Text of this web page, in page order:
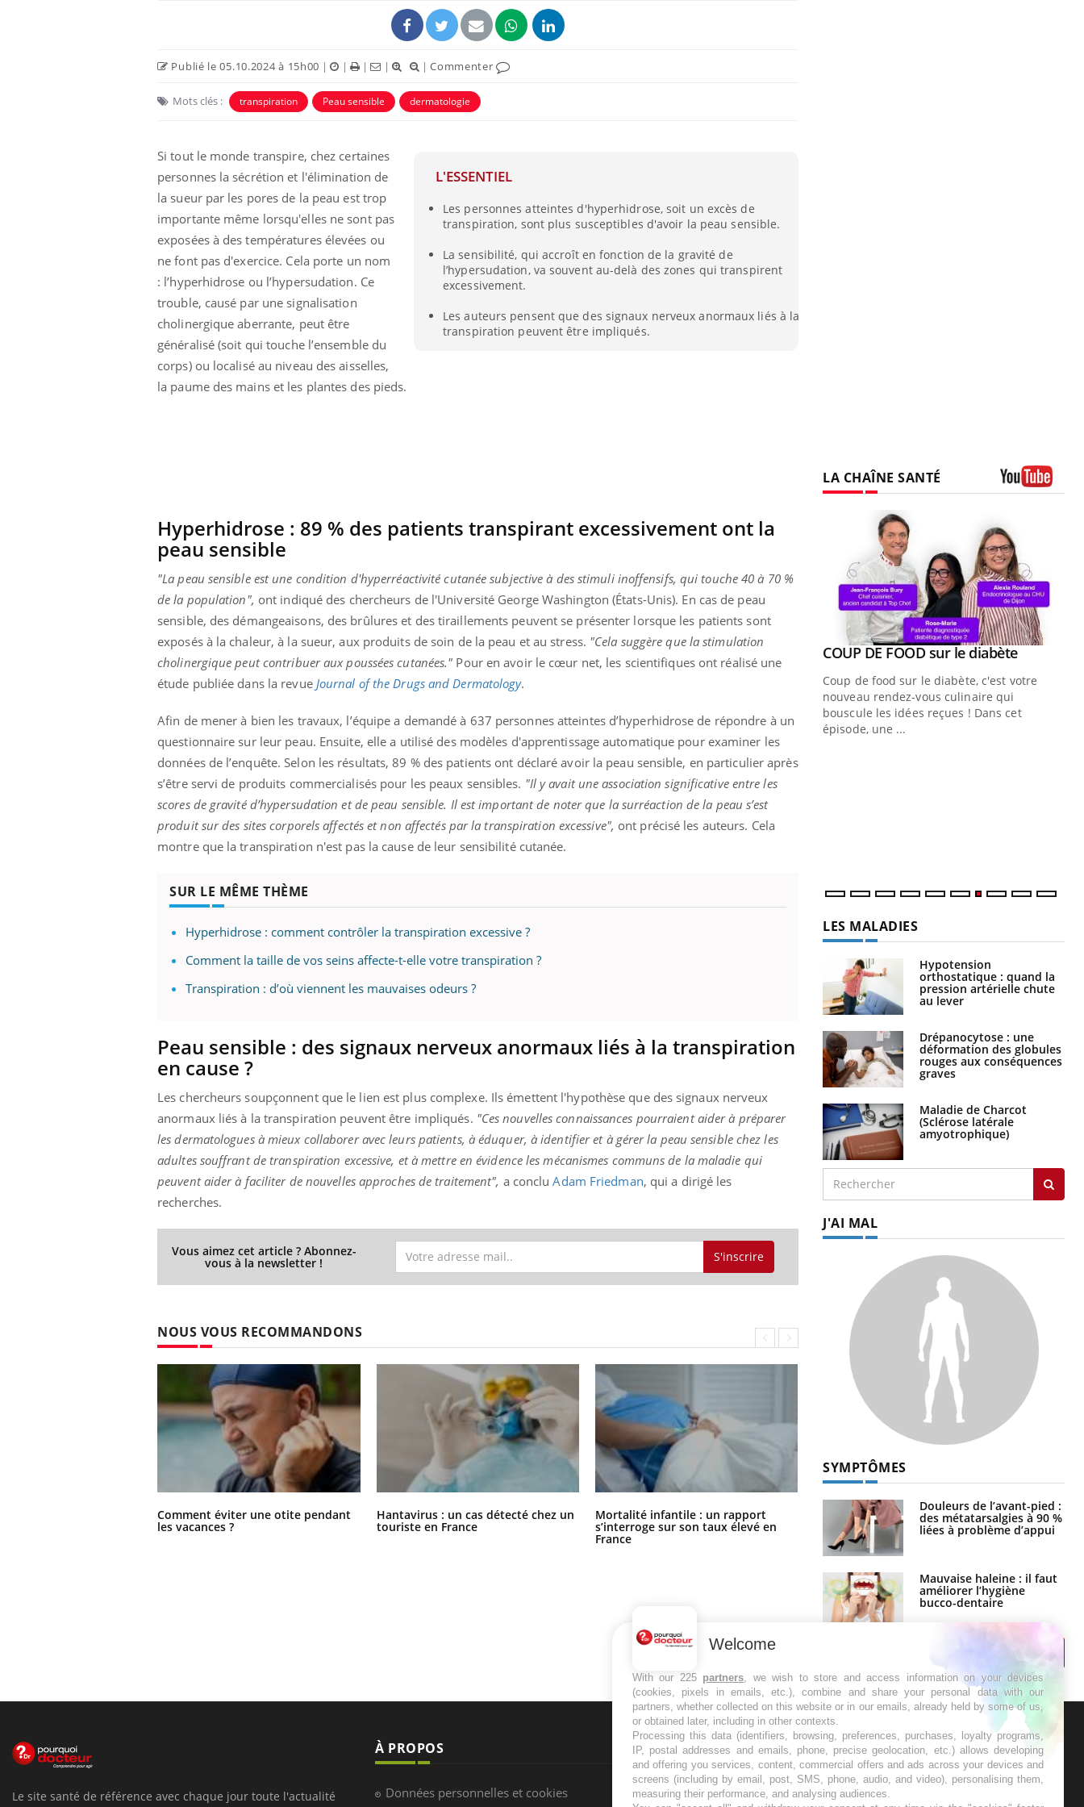
Publié le 05.10.2024 à 15h00 | | | | |Commenter
Mots clés : transpiration Peau sensible dermatologie
L'ESSENTIEL
Les personnes atteintes d'hyperhidrose, soit un excès de
transpiration, sont plus susceptibles d'avoir la peau sensible.
La sensibilité, qui accroît en fonction de la gravité de
l’hypersudation, va souvent au-delà des zones qui transpirent
excessivement.
Les auteurs pensent que des signaux nerveux anormaux liés à la
transpiration peuvent être impliqués.
Si tout le monde transpire, chez certaines
personnes la sécrétion et l'élimination de
la sueur par les pores de la peau est trop
importante même lorsqu'elles ne sont pas
exposées à des températures élevées ou
ne font pas d'exercice. Cela porte un nom
: l’hyperhidrose ou l’hypersudation. Ce
trouble, causé par une signalisation
cholinergique aberrante, peut être
généralisé (soit qui touche l’ensemble du
corps) ou localisé au niveau des aisselles,
la paume des mains et les plantes des pieds.
Hyperhidrose : 89 % des patients transpirant excessivement ont la
peau sensible
"La peau sensible est une condition d'hyperréactivité cutanée subjective à des stimuli inoffensifs, qui touche 40 à 70 %
de la population", ont indiqué des chercheurs de l'Université George Washington (États-Unis). En cas de peau
sensible, des démangeaisons, des brûlures et des tiraillements peuvent se présenter lorsque les patients sont
exposés à la chaleur, à la sueur, aux produits de soin de la peau et au stress. "Cela suggère que la stimulation
cholinergique peut contribuer aux poussées cutanées." Pour en avoir le cœur net, les scientifiques ont réalisé une
étude publiée dans la revue Journal of the Drugs and Dermatology.
Afin de mener à bien les travaux, l’équipe a demandé à 637 personnes atteintes d’hyperhidrose de répondre à un
questionnaire sur leur peau. Ensuite, elle a utilisé des modèles d'apprentissage automatique pour examiner les
données de l’enquête. Selon les résultats, 89 % des patients ont déclaré avoir la peau sensible, en particulier après
s’être servi de produits commercialisés pour les peaux sensibles. "Il y avait une association significative entre les
scores de gravité d’hypersudation et de peau sensible. Il est important de noter que la surréaction de la peau s’est
produit sur des sites corporels affectés et non affectés par la transpiration excessive", ont précisé les auteurs. Cela
montre que la transpiration n'est pas la cause de leur sensibilité cutanée.
SUR LE MÊME THÈME
Hyperhidrose : comment contrôler la transpiration excessive ?
Comment la taille de vos seins affecte-t-elle votre transpiration ?
Transpiration : d’où viennent les mauvaises odeurs ?
Peau sensible : des signaux nerveux anormaux liés à la transpiration
en cause ?
Les chercheurs soupçonnent que le lien est plus complexe. Ils émettent l'hypothèse que des signaux nerveux
anormaux liés à la transpiration peuvent être impliqués. "Ces nouvelles connaissances pourraient aider à préparer
les dermatologues à mieux collaborer avec leurs patients, à éduquer, à identifier et à gérer la peau sensible chez les
adultes souffrant de transpiration excessive, et à mettre en évidence les mécanismes communs de la maladie qui
peuvent aider à faciliter de nouvelles approches de traitement", a concluAdam Friedman, qui a dirigé les
recherches.
Vous aimez cet article ? Abonnez-
vous à la newsletter ! S'inscrire
NOUS VOUS RECOMMANDONS
Comment éviter une otite pendant
les vacances ?
Hantavirus : un cas détecté chez un
touriste en France
Mortalité infantile : un rapport
s’interroge sur son taux élevé en
France
Grossesse à risque : ce jus naturel
attire l'attention des chercheurs
LA CHAÎNE SANTÉ
Diabète & Ramadan 2026Youtube
Le Ramadan approche, et, pour de
diabète, c'est une période de questions, de
défis, mais ...
Youtube
Un « jumeau numérique » pour
faciliter l’accès à la médecine
préventiveYoutube
mutualiste innove en matière de bilan de
santé : l'utilisation d'un « jumeau
numérique » permet ...
Youtube
COUP DE FOOD sur le diabèteYoutube
Coup de food sur le diabète, c'est votre
nouveau rendez-vous culinaire qui
bouscule les idées reçues ! Dans cet
épisode, une ...
LES MALADIES
Hypotension
orthostatique : quand la
pression artérielle chute
au lever
Drépanocytose : une
déformation des globules
rouges aux conséquences
graves
Maladie de Charcot
(Sclérose latérale
amyotrophique)
J'AI MAL
SYMPTÔMES
Douleurs de l’avant-pied :
des métatarsalgies à 90 %
liées à problème d’appui
Mauvaise haleine : il faut
améliorer l’hygiène
bucco-dentaire
Le site santé de référence avec chaque jour toute l'actualité
À PROPOS
Données personnelles et cookies
NEWSLETTER
Recevez toutes les semaines les meilleures
infos santé
Welcome
With our 225 partners, we wish to store and access information on your devices
(cookies, pixels in emails, etc.), combine and share your personal data with our
partners, whether collected on this website or in our emails, already held by some of us,
or obtained later, including in other contexts.
Processing this data (identifiers, browsing, preferences, purchases, loyalty programs,
IP, postal addresses and emails, phone, precise geolocation, etc.) allows developing
and offering you services, content, commercial offers and ads across your devices and
screens (including by email, post, SMS, phone, audio, and video), personalising them,
measuring their performance, and analysing audiences.